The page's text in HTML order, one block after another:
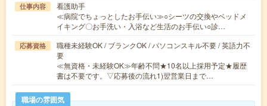
仕事内容
看護助手
≪病院でちょっとしたお手伝い≫○シーツの交換やベッドメ
イキング〇お手洗い・入浴など生活のお手伝い○診…
応募資格
職種未経験OK / ブランクOK / パソコンスキル不要 / 英語力不
要
≪無資格・未経験OK≫年齢不問★10名以上採用予定★履歴
書は不要です。▽応募後の流れ1)翌営業日まで…
職場の雰囲気